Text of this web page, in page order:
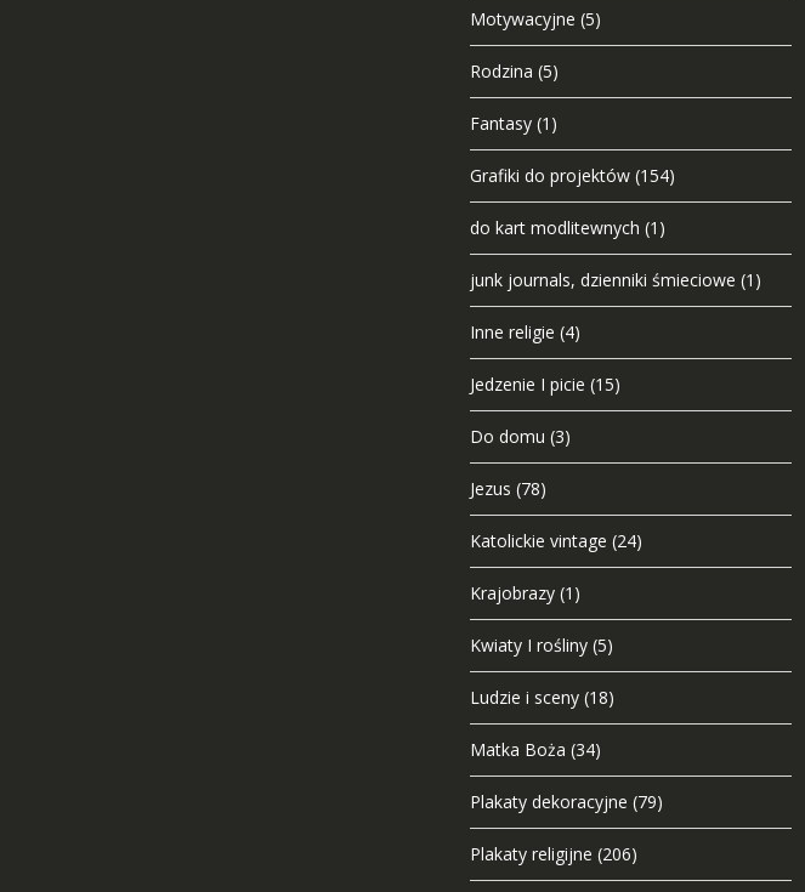
Motywacyjne (5)
Rodzina (5)
Fantasy (1)
Grafiki do projektów (154)
do kart modlitewnych (1)
junk journals, dzienniki śmieciowe (1)
Inne religie (4)
Jedzenie I picie (15)
Do domu (3)
Jezus (78)
Katolickie vintage (24)
Krajobrazy (1)
Kwiaty I rośliny (5)
Ludzie i sceny (18)
Matka Boża (34)
Plakaty dekoracyjne (79)
Plakaty religijne (206)